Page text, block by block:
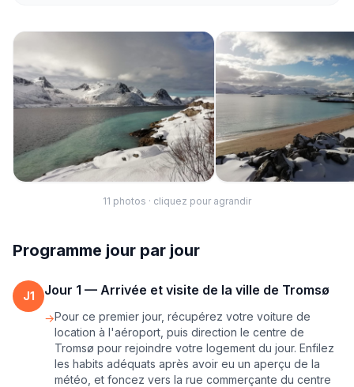
11 photos · cliquez pour agrandir
Programme jour par jour
J1 Jour 1 — Arrivée et visite de la ville de Tromsø
→Pour ce premier jour, récupérez votre voiture de
location à l'aéroport, puis direction le centre de
Tromsø pour rejoindre votre logement du jour. Enfilez
les habits adéquats après avoir eu un aperçu de la
météo, et foncez vers la rue commerçante du centre